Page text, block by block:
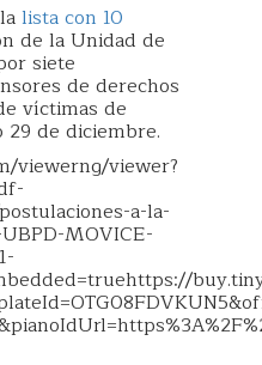
lista con 10
de la Unidad de
siete
de derechos
víctimas de
29 de diciembre.
viewerng/viewer?
a-la-
MOVICE-